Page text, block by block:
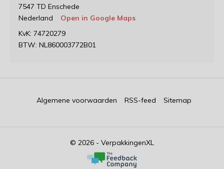
7547 TD Enschede
Nederland
Open in Google Maps
KvK: 74720279
BTW: NL860003772B01
© 2026 - VerpakkingenXL
Algemene voorwaarden RSS-feed Sitemap